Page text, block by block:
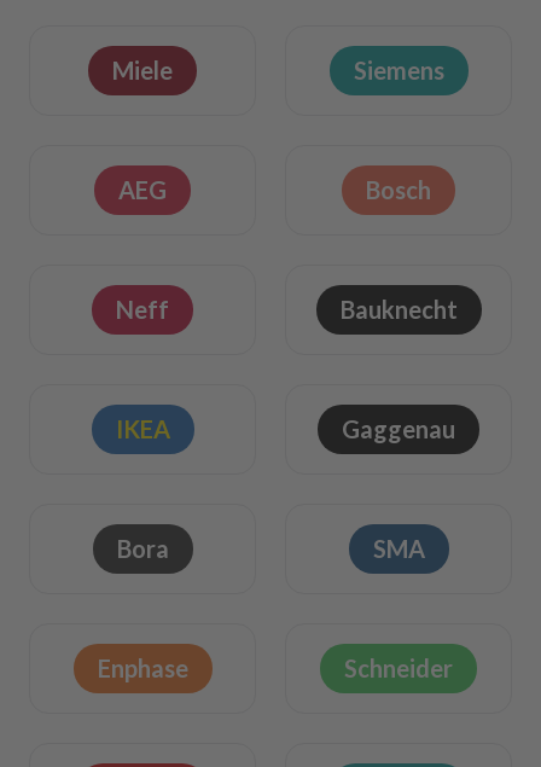
Miele Siemens
AEG Bosch
Neff Bauknecht
IKEA Gaggenau
Bora SMA
Enphase Schneider